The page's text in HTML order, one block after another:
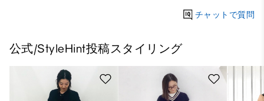
チャットで質問
公式/StyleHint投稿スタイリング